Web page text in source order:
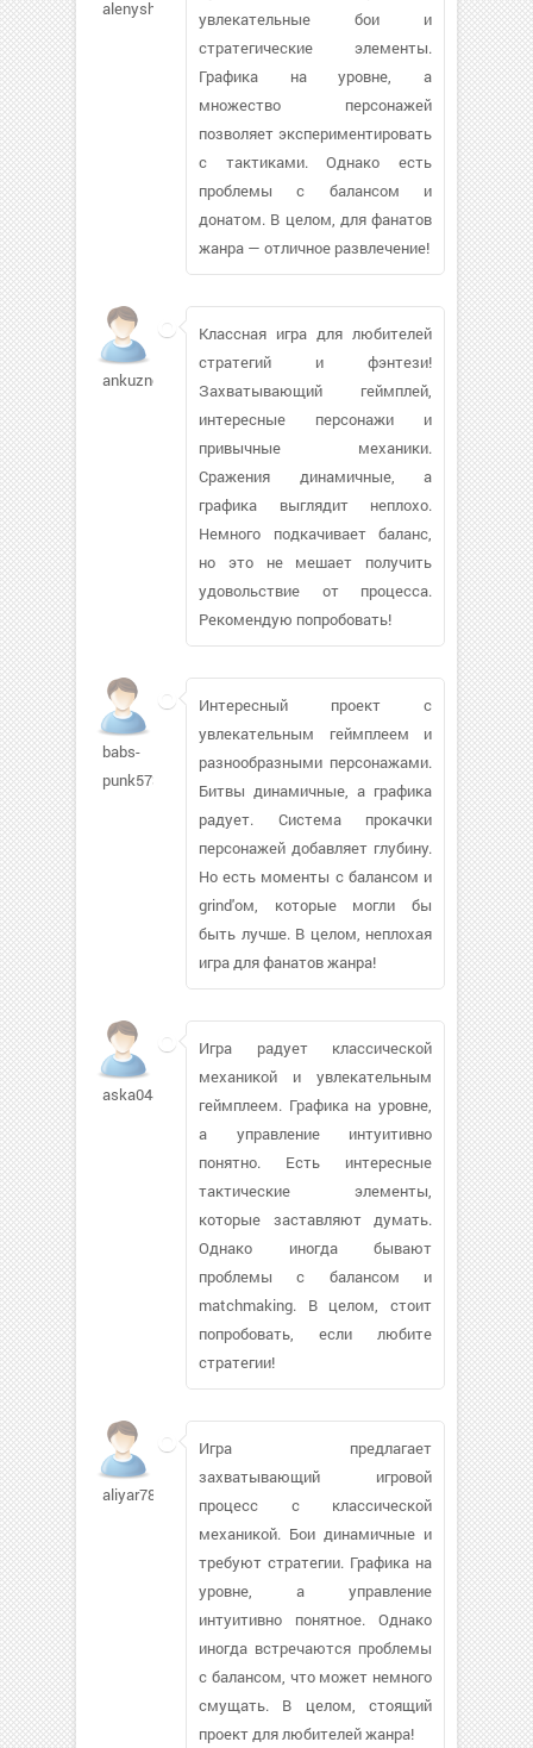
alenysh98940 увлекательные бои и
стратегические элементы.
Графика на уровне, а
множество персонажей
позволяет экспериментировать
с тактиками. Однако есть
проблемы с балансом и
донатом. В целом, для фанатов
жанра — отличное развлечение!
ankuznetso620
Классная игра для любителей
стратегий и фэнтези!
Захватывающий геймплей,
интересные персонажи и
привычные механики.
Сражения динамичные, а
графика выглядит неплохо.
Немного подкачивает баланс,
но это не мешает получить
удовольствие от процесса.
Рекомендую попробовать!
babs-
punk573
Интересный проект с
увлекательным геймплеем и
разнообразными персонажами.
Битвы динамичные, а графика
радует. Система прокачки
персонажей добавляет глубину.
Но есть моменты с балансом и
grind'ом, которые могли бы
быть лучше. В целом, неплохая
игра для фанатов жанра!
aska0485123
Игра радует классической
механикой и увлекательным
геймплеем. Графика на уровне,
а управление интуитивно
понятно. Есть интересные
тактические элементы,
которые заставляют думать.
Однако иногда бывают
проблемы с балансом и
matchmaking. В целом, стоит
попробовать, если любите
стратегии!
aliyar78
Игра предлагает
захватывающий игровой
процесс с классической
механикой. Бои динамичные и
требуют стратегии. Графика на
уровне, а управление
интуитивно понятное. Однако
иногда встречаются проблемы
с балансом, что может немного
смущать. В целом, стоящий
проект для любителей жанра!